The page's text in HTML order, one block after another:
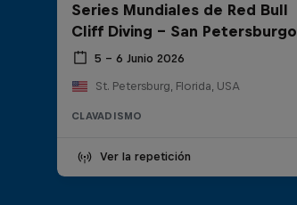
Series Mundiales de Red Bull
Cliff Diving - San Petersburgo
5 – 6 Junio 2026
St. Petersburg, Florida, USA
CLAVADISMO
Ver la repetición